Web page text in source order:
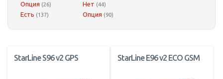
Опция (26)
Есть (137)
Нет (44)
Опция (90)
StarLine S96 v2 GPS StarLine E96 v2 ECO GSM